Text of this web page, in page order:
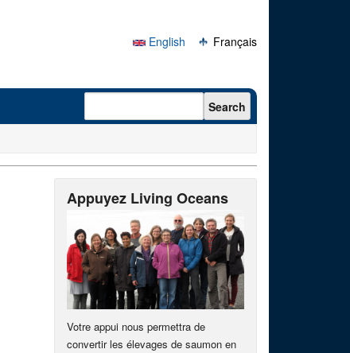
English
Français
Search form Search
Appuyez Living Oceans
Votre appui nous permettra de
convertir les élevages de saumon en